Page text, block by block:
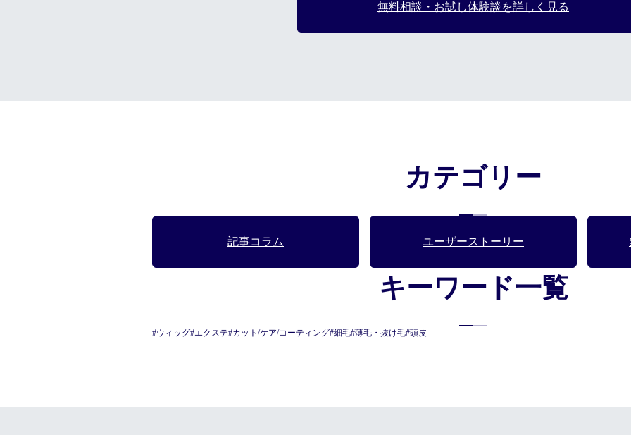
無料相談・お試し体験談を詳しく見る
カテゴリー
記事コラム ユーザーストーリー
キーワード一覧
#ウィッグ#エクステ#カット/ケア/コーティング#細毛#薄毛・抜け毛#頭皮